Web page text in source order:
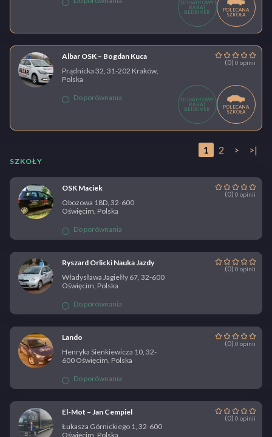
DODATKOWY
RABAT
BEDRIVER
POLECANA
SZKOŁA
Albar OSK – Bogdan Kuca
(0) 0 opinii
Prądnicka 32, 31-202 Kraków,
Polska
Do porównania
DODATKOWY
RABAT
BEDRIVER
POLECANA
SZKOŁA
1 2 > >|
SZKOŁY
OSK Maciek
(0) 0 opinii
Obozowa 18D, 32-600
Oświęcim, Polska
Do porównania
Ryszard Orlicki Nauka Jazdy
(0) 0 opinii
Władysława Jagiełły 67, 32-600
Oświęcim, Polska
Do porównania
Lando
(0) 0 opinii
Henryka Sienkiewicza 10, 32-
600 Oświęcim, Polska
Do porównania
El-Mot – Jan Cempiel
(0) 0 opinii
Łukasza Górnickiego 1, 32-600
Oświęcim, Polska